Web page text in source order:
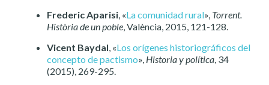
Frederic Aparisi, «La comunidad rural», Torrent.
Història de un poble, València, 2015, 121-128.
Vicent Baydal, «Los orígenes historiográficos del
concepto de pactismo», Historia y política, 34
(2015), 269-295.